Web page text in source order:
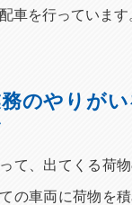
車を行っています
のやりがい
て、出てくる荷
の車両に荷物を